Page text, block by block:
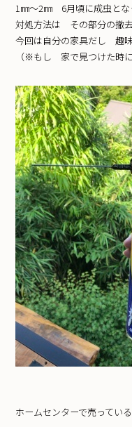
1㎜〜2㎜ 6月頃に成虫と
対処方法は その部分の
今回は自分の家具だし 趣
（※もし 家で見つけた時
ホームセンターで売っている